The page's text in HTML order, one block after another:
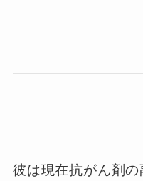
彼は現在抗がん剤の